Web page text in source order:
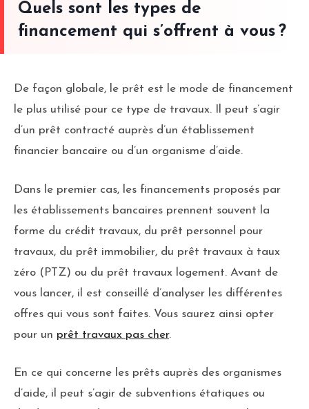
Quels sont les types de
financement qui s’offrent à vous ?
De façon globale, le prêt est le mode de financement
le plus utilisé pour ce type de travaux. Il peut s’agir
d’un prêt contracté auprès d’un établissement
financier bancaire ou d’un organisme d’aide.
Dans le premier cas, les financements proposés par
les établissements bancaires prennent souvent la
forme du crédit travaux, du prêt personnel pour
travaux, du prêt immobilier, du prêt travaux à taux
zéro (PTZ) ou du prêt travaux logement. Avant de
vous lancer, il est conseillé d’analyser les différentes
offres qui vous sont faites. Vous saurez ainsi opter
pour un prêt travaux pas cher.
En ce qui concerne les prêts auprès des organismes
d’aide, il peut s’agir de subventions étatiques ou